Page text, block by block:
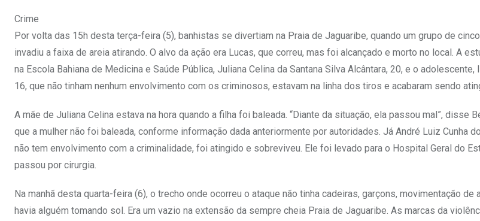
Crime
Por volta das 15h desta terça-feira (5), banhistas se divertiam na Praia de Jaguaribe, quando um grupo de
invadiu a faixa de areia atirando. O alvo da ação era Lucas, que correu, mas foi alcançado e morto no local. A
na Escola Bahiana de Medicina e Saúde Pública, Juliana Celina da Santana Silva Alcântara, 20, e o adolescente,
16, que não tinham nenhum envolvimento com os criminosos, estavam na linha dos tiros e acabaram sendo
A mãe de Juliana Celina estava na hora quando a filha foi baleada. “Diante da situação, ela passou mal”, disse
que a mulher não foi baleada, conforme informação dada anteriormente por autoridades. Já André Luiz Cunha
não tem envolvimento com a criminalidade, foi atingido e sobreviveu. Ele foi levado para o Hospital Geral do
passou por cirurgia.
Na manhã desta quarta-feira (6), o trecho onde ocorreu o ataque não tinha cadeiras, garçons, movimentação de
havia alguém tomando sol. Era um vazio na extensão da sempre cheia Praia de Jaguaribe. As marcas da